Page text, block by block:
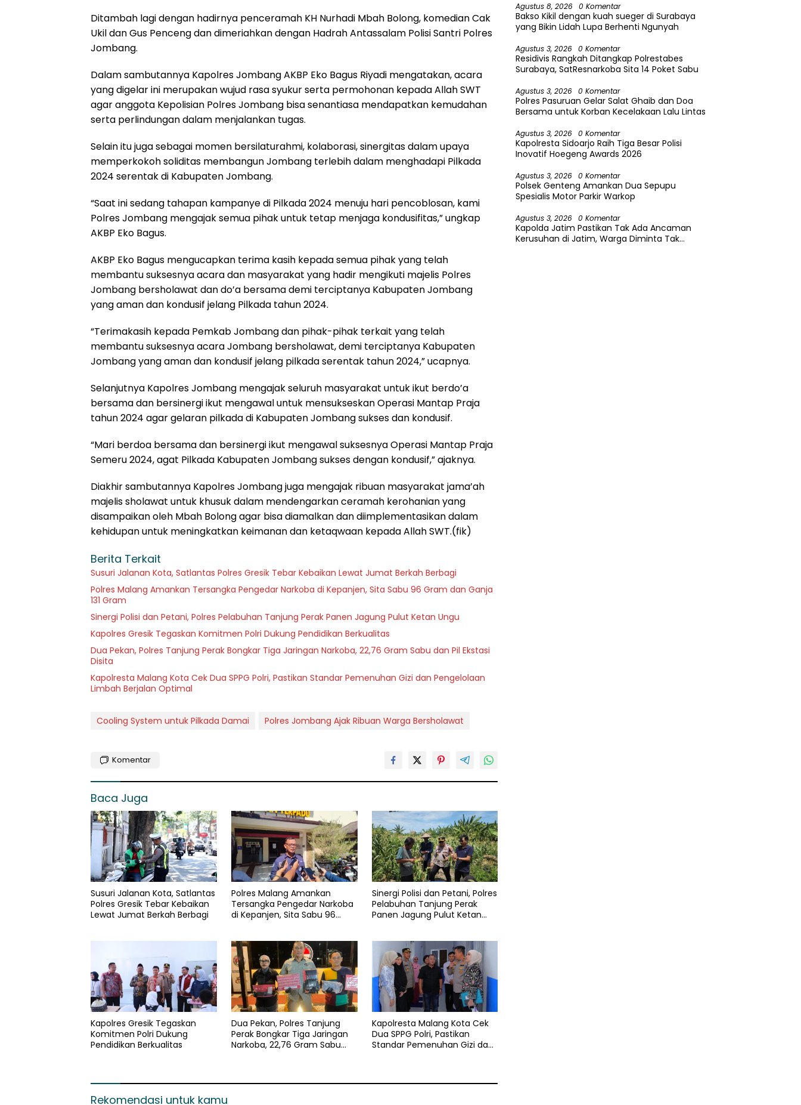
Ditambah lagi dengan hadirnya penceramah KH Nurhadi Mbah Bolong, komedian Cak
Ukil dan Gus Penceng dan dimeriahkan dengan Hadrah Antassalam Polisi Santri Polres
Jombang.
Dalam sambutannya Kapolres Jombang AKBP Eko Bagus Riyadi mengatakan, acara
yang digelar ini merupakan wujud rasa syukur serta permohonan kepada Allah SWT
agar anggota Kepolisian Polres Jombang bisa senantiasa mendapatkan kemudahan
serta perlindungan dalam menjalankan tugas.
Selain itu juga sebagai momen bersilaturahmi, kolaborasi, sinergitas dalam upaya
memperkokoh soliditas membangun Jombang terlebih dalam menghadapi Pilkada
2024 serentak di Kabupaten Jombang.
“Saat ini sedang tahapan kampanye di Pilkada 2024 menuju hari pencoblosan, kami
Polres Jombang mengajak semua pihak untuk tetap menjaga kondusifitas,” ungkap
AKBP Eko Bagus.
AKBP Eko Bagus mengucapkan terima kasih kepada semua pihak yang telah
membantu suksesnya acara dan masyarakat yang hadir mengikuti majelis Polres
Jombang bersholawat dan do’a bersama demi terciptanya Kabupaten Jombang
yang aman dan kondusif jelang Pilkada tahun 2024.
“Terimakasih kepada Pemkab Jombang dan pihak-pihak terkait yang telah
membantu suksesnya acara Jombang bersholawat, demi terciptanya Kabupaten
Jombang yang aman dan kondusif jelang pilkada serentak tahun 2024,” ucapnya.
Selanjutnya Kapolres Jombang mengajak seluruh masyarakat untuk ikut berdo’a
bersama dan bersinergi ikut mengawal untuk mensukseskan Operasi Mantap Praja
tahun 2024 agar gelaran pilkada di Kabupaten Jombang sukses dan kondusif.
“Mari berdoa bersama dan bersinergi ikut mengawal suksesnya Operasi Mantap Praja
Semeru 2024, agat Pilkada Kabupaten Jombang sukses dengan kondusif,” ajaknya.
Diakhir sambutannya Kapolres Jombang juga mengajak ribuan masyarakat jama’ah
majelis sholawat untuk khusuk dalam mendengarkan ceramah kerohanian yang
disampaikan oleh Mbah Bolong agar bisa diamalkan dan diimplementasikan dalam
kehidupan untuk meningkatkan keimanan dan ketaqwaan kepada Allah SWT.(fik)
Berita Terkait
Susuri Jalanan Kota, Satlantas Polres Gresik Tebar Kebaikan Lewat Jumat Berkah Berbagi
Polres Malang Amankan Tersangka Pengedar Narkoba di Kepanjen, Sita Sabu 96 Gram dan Ganja
131 Gram
Sinergi Polisi dan Petani, Polres Pelabuhan Tanjung Perak Panen Jagung Pulut Ketan Ungu
Kapolres Gresik Tegaskan Komitmen Polri Dukung Pendidikan Berkualitas
Dua Pekan, Polres Tanjung Perak Bongkar Tiga Jaringan Narkoba, 22,76 Gram Sabu dan Pil Ekstasi
Disita
Kapolresta Malang Kota Cek Dua SPPG Polri, Pastikan Standar Pemenuhan Gizi dan Pengelolaan
Limbah Berjalan Optimal
Cooling System untuk Pilkada Damai Polres Jombang Ajak Ribuan Warga Bersholawat
Komentar
Baca Juga
Susuri Jalanan Kota, Satlantas
Polres Gresik Tebar Kebaikan
Lewat Jumat Berkah Berbagi
Polres Malang Amankan
Tersangka Pengedar Narkoba
di Kepanjen, Sita Sabu 96
Sinergi Polisi dan Petani, Polres
Pelabuhan Tanjung Perak
Panen Jagung Pulut Ketan
Kapolres Gresik Tegaskan
Komitmen Polri Dukung
Pendidikan Berkualitas
Dua Pekan, Polres Tanjung
Perak Bongkar Tiga Jaringan
Narkoba, 22,76 Gram Sabu
Kapolresta Malang Kota Cek
Dua SPPG Polri, Pastikan
Standar Pemenuhan Gizi dan
Rekomendasi untuk kamu
Agustus 8, 2026 0 Komentar
Bakso Kikil dengan kuah sueger di Surabaya
yang Bikin Lidah Lupa Berhenti Ngunyah
Agustus 3, 2026 0 Komentar
Residivis Rangkah Ditangkap Polrestabes
Surabaya, SatResnarkoba Sita 14 Poket Sabu
Agustus 3, 2026 0 Komentar
Polres Pasuruan Gelar Salat Ghaib dan Doa
Bersama untuk Korban Kecelakaan Lalu Lintas
Agustus 3, 2026 0 Komentar
Kapolresta Sidoarjo Raih Tiga Besar Polisi
Inovatif Hoegeng Awards 2026
Agustus 3, 2026 0 Komentar
Polsek Genteng Amankan Dua Sepupu
Spesialis Motor Parkir Warkop
Agustus 3, 2026 0 Komentar
Kapolda Jatim Pastikan Tak Ada Ancaman
Kerusuhan di Jatim, Warga Diminta Tak